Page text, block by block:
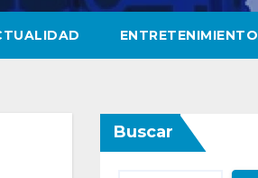
ENTRETENIMIENTO
Buscar